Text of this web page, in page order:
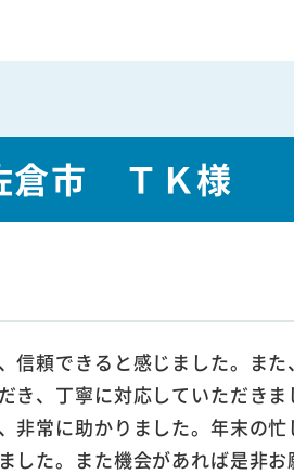
倉市 ＴＫ様
信頼できると感じました。また
き、丁寧に対応していただきま
非常に助かりました。年末の忙
した。また機会があれば是非お